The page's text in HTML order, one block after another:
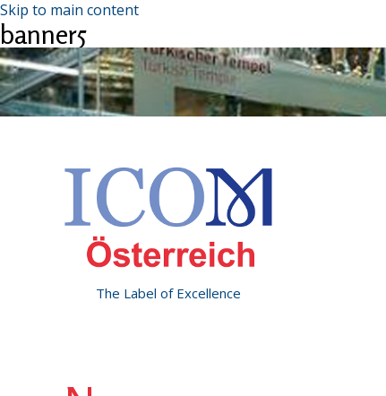
Skip to main content
banner5
The Label of Excellence